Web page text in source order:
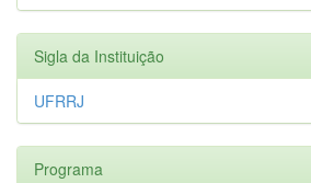
Sigla da Instituição
UFRRJ
Programa